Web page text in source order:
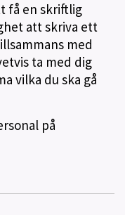
få en skriftlig
att skriva ett
med
ta med dig
vilka du ska gå
på